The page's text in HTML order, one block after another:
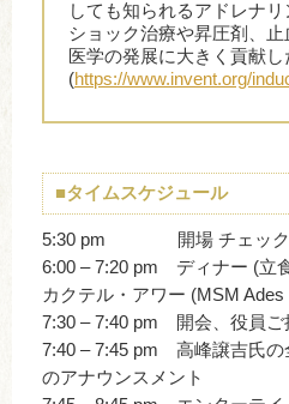
しても知られるアドレナ
ショック治療や昇圧剤、止
医学の発展に大きく貢献し
(https://www.invent.org/
■タイムスケジュール
5:30 pm 開場 チェック
6:00 – 7:20 pm ディナー (立
カクテル・アワー (MSM Ades
7:30 – 7:40 pm 開会、役員ご
7:40 – 7:45 pm 高峰譲吉氏の
のアナウンスメント